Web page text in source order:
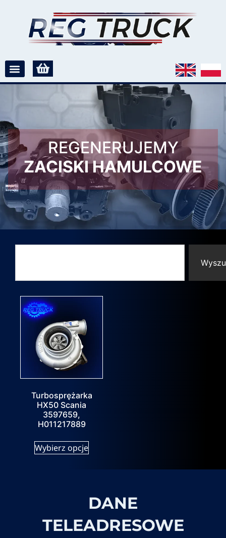
REGENERUJEMY
ZACISKI HAMULCOWE
Turbosprężarka
HX50 Scania
3597659,
H011217889
Wybierz opcje
DANE
TELEADRESOWE